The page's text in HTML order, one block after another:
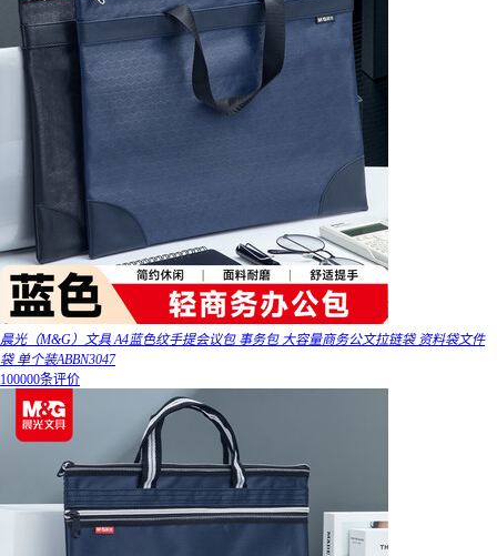
晨光（M&G）文具 A4蓝色纹手提会议包 事务包 大容量商务公文拉链袋 资料袋文件
袋 单个装ABBN3047
100000条评价